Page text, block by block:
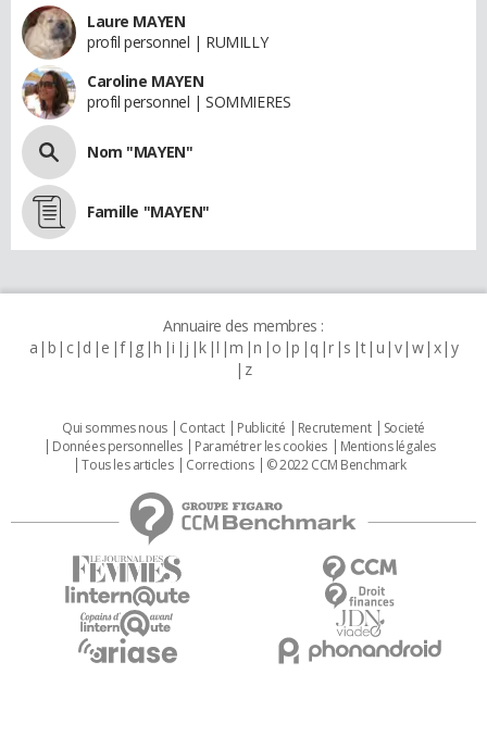
Laure MAYEN
profil personnel | RUMILLY
Caroline MAYEN
profil personnel | SOMMIERES
Nom "MAYEN"
Famille "MAYEN"
Annuaire des membres :
a b c d e f g h i j k l m n o p q r s t u v w x y
z
Qui sommes nous Contact Publicité Recrutement
Societé
Données personnelles
Paramétrer les cookies
Mentions légales
Tous les articles
Corrections © 2022 CCM Benchmark